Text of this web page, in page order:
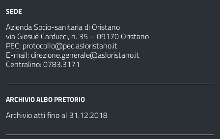
SEDE
Azienda Socio-sanitaria di Oristano
via Giosuè Carducci, n. 35 – 09170 Oristano
PEC: protocollo@pec.asloristano.it
E-mail:direzione.generale@asloristano.it
Centralino: 0783.3171
ARCHIVIO ALBO PRETORIO
Archivio atti fino al 31.12.2018